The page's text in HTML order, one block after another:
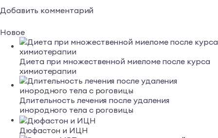
Добавить комментарий
Новое
Диета при множественной миеломе после курса
химиотерапии
Длительность лечения после удаления
инородного тела с роговицы
Дюфастон и ИЦН